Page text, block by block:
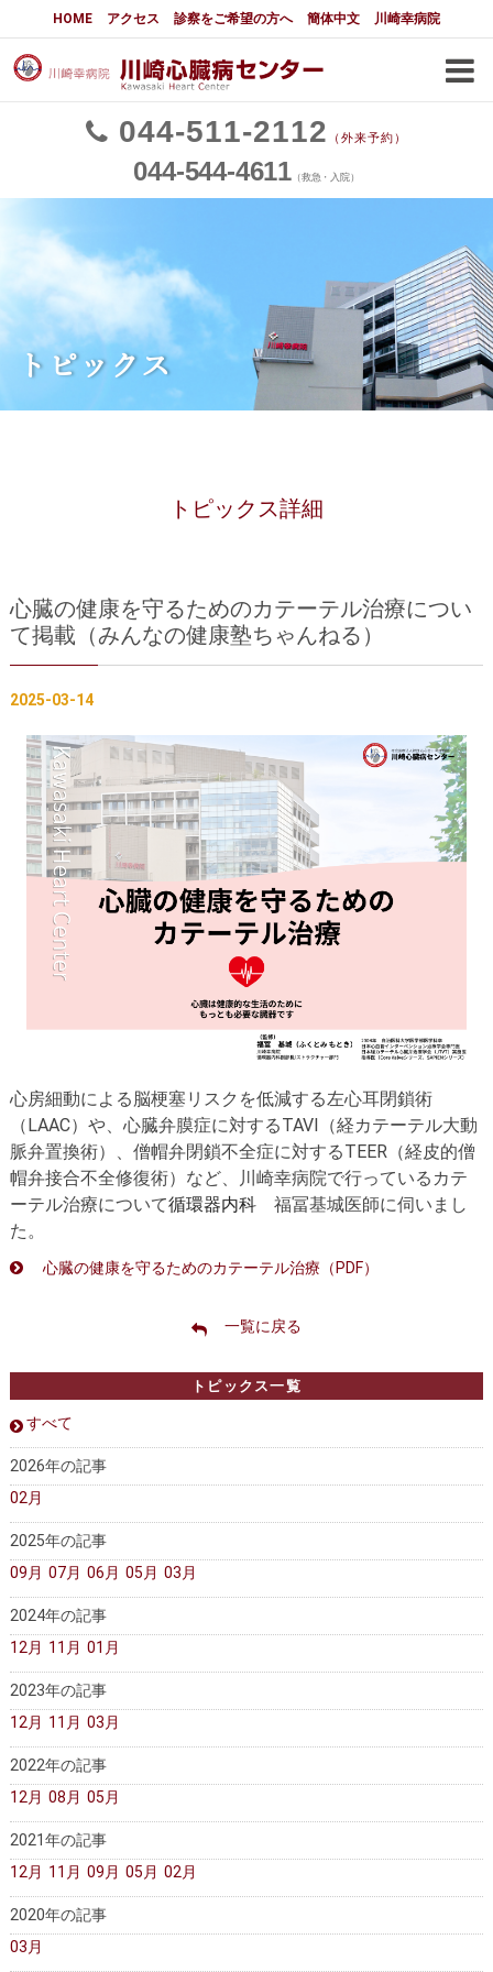
HOME アクセス 診察をご希望の方へ 簡体中文 川崎幸病院
044 511 2112 （外来予約）
044 544 4611 （救急・入院）
川崎幸病院川崎心臓病センター
川崎心臓病センターについて
肥大型心筋症の治療法
TEER LAAC
診察をご希望の方へ
採用・医療関係の方へ
トピックス一覧
プライバシーポリシー
当サイトの利用について
トピックス
トピックス詳細
心臓の健康を守るためのカテーテル治療につい
て掲載（みんなの健康塾ちゃんねる）
2025-03-14
心房細動による脳梗塞リスクを低減する左心耳閉鎖術
（LAAC）や、心臓弁膜症に対するTAVI（経カテーテル大動
脈弁置換術）
僧帽弁閉鎖不全症に対するTEER（経皮的僧
帽弁接合不全修復術） など、川崎幸病院で行っているカテ
ーテル治療について循環器内科福冨基城医師に伺いまし
た。
心臓の健康を守るためのカテーテル治療（PDF）
一覧に戻る
トピックス一覧
すべて
2026年の記事
02月
2025年の記事
09月 07月 06月 05月 03月
2024年の記事
12月 11月 01月
2023年の記事
12月 11月 03月
2022年の記事
12月 08月 05月
2021年の記事
12月 11月 09月 05月 02月
2020年の記事
03月